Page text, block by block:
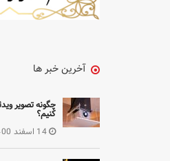
آخرین خبر ها
چگونه تصویر
کنیم؟
14 اسفند 1400